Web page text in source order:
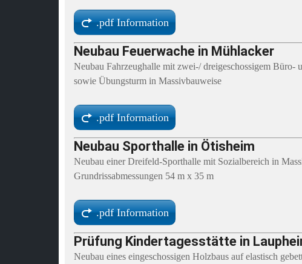
.pdf Information
Neubau Feuerwache in Mühlacker
Neubau Fahrzeughalle mit zwei-/ dreigeschossigem Büro-
sowie Übungsturm in Massivbauweise
.pdf Information
Neubau Sporthalle in Ötisheim
Neubau einer Dreifeld-Sporthalle mit Sozialbereich in
Grundrissabmessungen 54 m x 35 m
.pdf Information
Prüfung Kindertagesstätte in
Neubau eines eingeschossigen Holzbaus auf elastisch